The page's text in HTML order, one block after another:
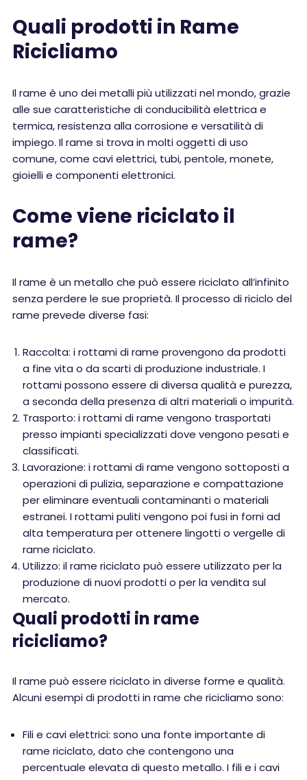
Quali prodotti in Rame
Ricicliamo
Il rame è uno dei metalli più utilizzati nel mondo, grazie
alle sue caratteristiche di conducibilità elettrica e
termica, resistenza alla corrosione e versatilità di
impiego. Il rame si trova in molti oggetti di uso
comune, come cavi elettrici, tubi, pentole, monete,
gioielli e componenti elettronici.
Come viene riciclato il
rame?
Il rame è un metallo che può essere riciclato all’infinito
senza perdere le sue proprietà. Il processo di riciclo del
rame prevede diverse fasi:
Raccolta: i rottami di rame provengono da prodotti
a fine vita o da scarti di produzione industriale. I
rottami possono essere di diversa qualità e purezza,
a seconda della presenza di altri materiali o impurità.
Trasporto: i rottami di rame vengono trasportati
presso impianti specializzati dove vengono pesati e
classificati.
Lavorazione: i rottami di rame vengono sottoposti a
operazioni di pulizia, separazione e compattazione
per eliminare eventuali contaminanti o materiali
estranei. I rottami puliti vengono poi fusi in forni ad
alta temperatura per ottenere lingotti o vergelle di
rame riciclato.
Utilizzo: il rame riciclato può essere utilizzato per la
produzione di nuovi prodotti o per la vendita sul
mercato.
Quali prodotti in rame
ricicliamo?
Il rame può essere riciclato in diverse forme e qualità.
Alcuni esempi di prodotti in rame che ricicliamo sono:
Fili e cavi elettrici: sono una fonte importante di
rame riciclato, dato che contengono una
percentuale elevata di questo metallo. I fili e i cavi